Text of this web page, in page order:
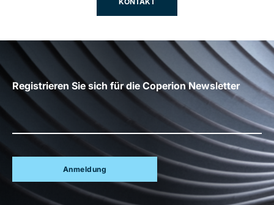
Registrieren Sie sich für die Coperion Newsletter
Anmeldung